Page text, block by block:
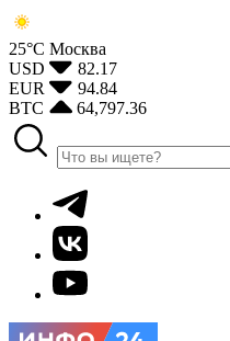
25°С Москва
USD
82.17
EUR
94.84
BTC
64,797.36